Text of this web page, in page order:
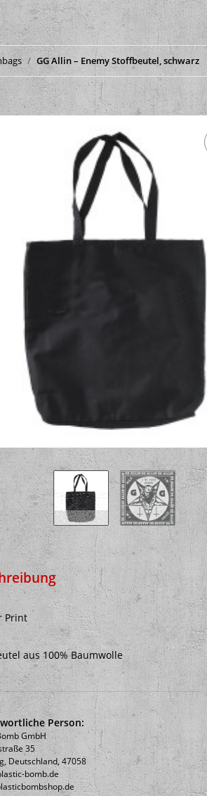
GG Allin – Enemy Stoffbeutel, schwarz
Print
aus 100% Baumwolle
Person:
GmbH
35
Deutschland, 47058
bomb.de